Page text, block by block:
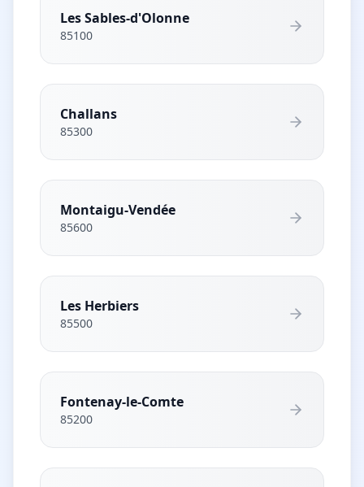
Les Sables-d'Olonne
85100
Challans
85300
Montaigu-Vendée
85600
Les Herbiers
85500
Fontenay-le-Comte
85200